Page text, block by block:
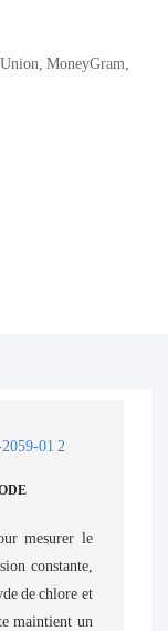
MoneyGram,
mesurer le
constante,
de chlore et
maintient un